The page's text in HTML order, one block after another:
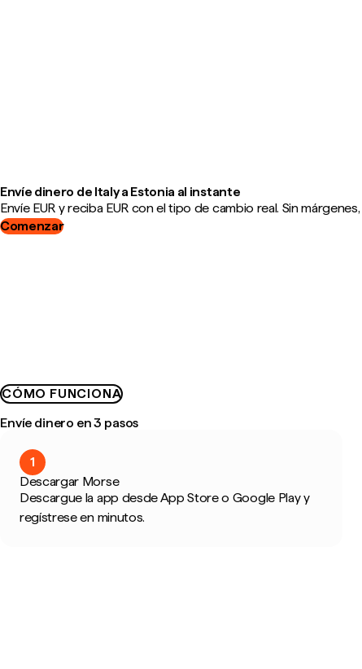
Envíe dinero de Italy a Estonia al instante
Envíe EUR y reciba EUR con el tipo de cambio real. Sin
Comenzar
CÓMO FUNCIONA
Envíe dinero en 3 pasos
1
Descargar Morse
Descargue la app desde App Store o Google Play y
regístrese en minutos.